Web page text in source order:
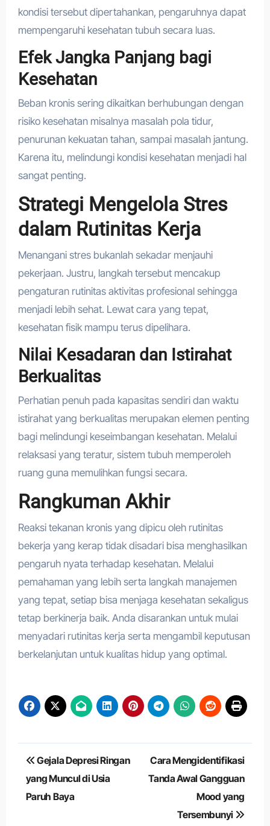
kondisi tersebut dipertahankan, pengaruhnya dapat
mempengaruhi kesehatan tubuh secara luas.
Efek Jangka Panjang bagi
Kesehatan
Beban kronis sering dikaitkan berhubungan dengan
risiko kesehatan misalnya masalah pola tidur,
penurunan kekuatan tahan, sampai masalah jantung.
Karena itu, melindungi kondisi kesehatan menjadi hal
sangat penting.
Strategi Mengelola Stres
dalam Rutinitas Kerja
Menangani stres bukanlah sekadar menjauhi
pekerjaan. Justru, langkah tersebut mencakup
pengaturan rutinitas aktivitas profesional sehingga
menjadi lebih sehat. Lewat cara yang tepat,
kesehatan fisik mampu terus dipelihara.
Nilai Kesadaran dan Istirahat
Berkualitas
Perhatian penuh pada kapasitas sendiri dan waktu
istirahat yang berkualitas merupakan elemen penting
bagi melindungi keseimbangan kesehatan. Melalui
relaksasi yang teratur, sistem tubuh memperoleh
ruang guna memulihkan fungsi secara.
Rangkuman Akhir
Reaksi tekanan kronis yang dipicu oleh rutinitas
bekerja yang kerap tidak disadari bisa menghasilkan
pengaruh nyata terhadap kesehatan. Melalui
pemahaman yang lebih serta langkah manajemen
yang tepat, setiap bisa menjaga kesehatan sekaligus
tetap berkinerja baik. Anda disarankan untuk mulai
menyadari rutinitas kerja serta mengambil keputusan
berkelanjutan untuk kualitas hidup yang optimal.
Navigasi
pos
Gejala Depresi Ringan
yang Muncul di Usia
Paruh Baya
Cara Mengidentifikasi
Tanda Awal Gangguan
Mood yang
Tersembunyi